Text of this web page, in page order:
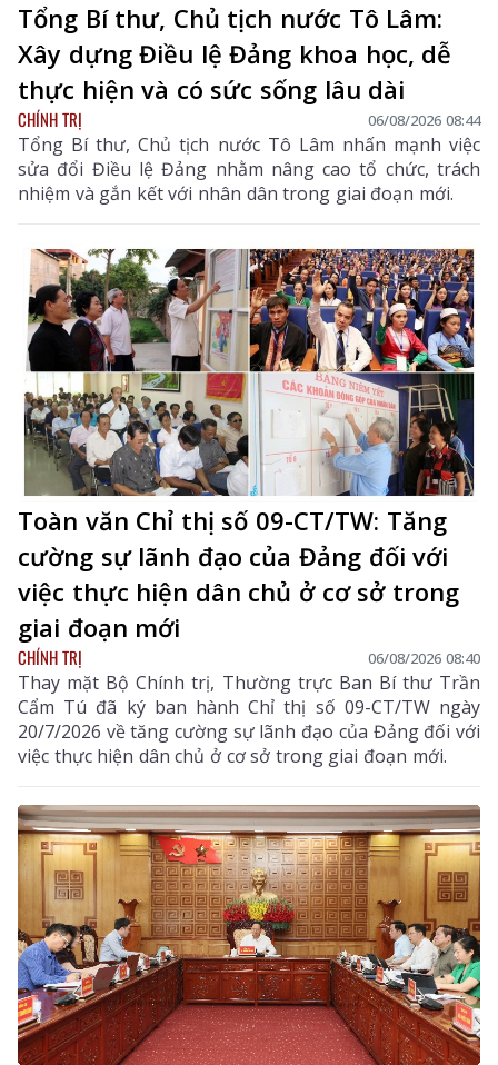
Tổng Bí thư, Chủ tịch nước Tô Lâm:
Xây dựng Điều lệ Đảng khoa học, dễ
thực hiện và có sức sống lâu dài
CHÍNH TRỊ 06/08/2026 08:44
Tổng Bí thư, Chủ tịch nước Tô Lâm nhấn mạnh việc
sửa đổi Điều lệ Đảng nhằm nâng cao tổ chức, trách
nhiệm và gắn kết với nhân dân trong giai đoạn mới.
Toàn văn Chỉ thị số 09-CT/TW: Tăng
cường sự lãnh đạo của Đảng đối với
việc thực hiện dân chủ ở cơ sở trong
giai đoạn mới
CHÍNH TRỊ 06/08/2026 08:40
Thay mặt Bộ Chính trị, Thường trực Ban Bí thư Trần
Cẩm Tú đã ký ban hành Chỉ thị số 09-CT/TW ngày
20/7/2026 về tăng cường sự lãnh đạo của Đảng đối với
việc thực hiện dân chủ ở cơ sở trong giai đoạn mới.